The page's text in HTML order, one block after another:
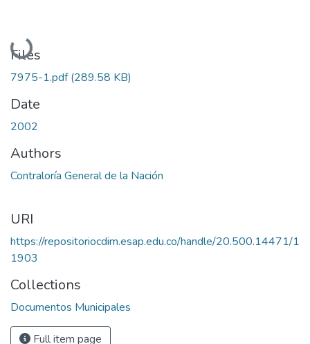
Loading...
Files
7975-1.pdf(289.58 KB)
Date
2002
Authors
Contraloría General de la Nación
URI
https://repositoriocdim.esap.edu.co/handle/20.500.14471/1
1903
Collections
Documentos Municipales
Full item page